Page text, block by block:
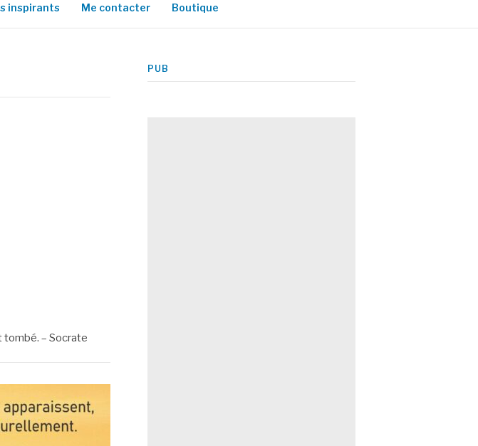
inspirants Me contacter Boutique
tombé. – Socrate
PUB